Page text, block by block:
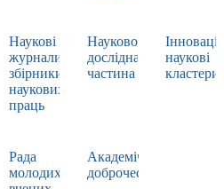
Наукові
журнали,
збірники
наукових
праць
Науково-
дослідна
частина
наукові
кластери
Рада
молодих
Академічна
доброчесність